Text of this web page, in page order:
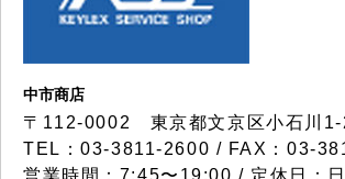
中市商店
〒112-0002 東京都文京区小石川1-
TEL：03-3811-2600 / FAX：03-
営業時間：7:45〜19:00 / 定休日：